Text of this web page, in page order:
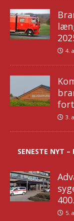
4.
3.
SENESTE NYT
5.